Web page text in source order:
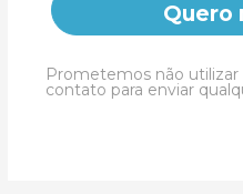
Quero
Prometemos não utilizar
contato para enviar